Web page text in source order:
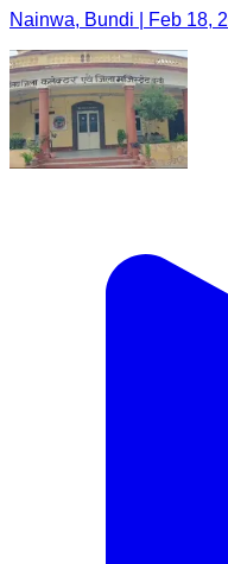
Nainwa, Bundi | Feb 18,